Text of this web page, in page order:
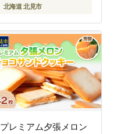
北海道 北見市
プレミアム夕張メロン